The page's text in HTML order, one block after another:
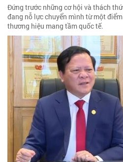
Đứng trước những cơ hội và thách
đang nỗ lực chuyển mình từ một
thương hiệu mang tầm quốc tế.